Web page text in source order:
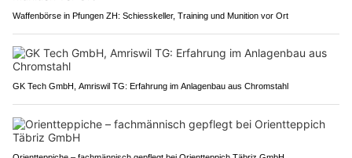
Waffenbörse in Pfungen ZH: Schiesskeller, Training und Munition vor Ort
GK Tech GmbH, Amriswil TG: Erfahrung im Anlagenbau aus Chromstahl